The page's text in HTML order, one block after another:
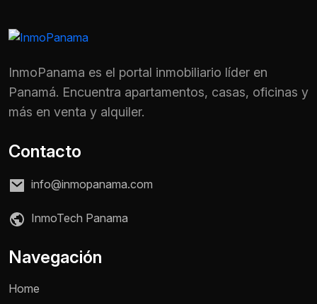
InmoPanama es el portal inmobiliario líder en
Panamá. Encuentra apartamentos, casas, oficinas y
más en venta y alquiler.
Contacto
info@inmopanama.com
InmoTech Panama
Navegación
Home